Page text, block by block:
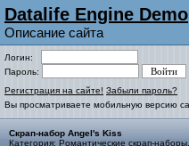
Datalife Engine Demo
Описание сайта
Логин:
Пароль:
Регистрация на сайте! Забыли пароль?
Вы просматриваете мобильную версию
Скрап-набор Angel's Kiss
Категория: Романтические скрап-наборы